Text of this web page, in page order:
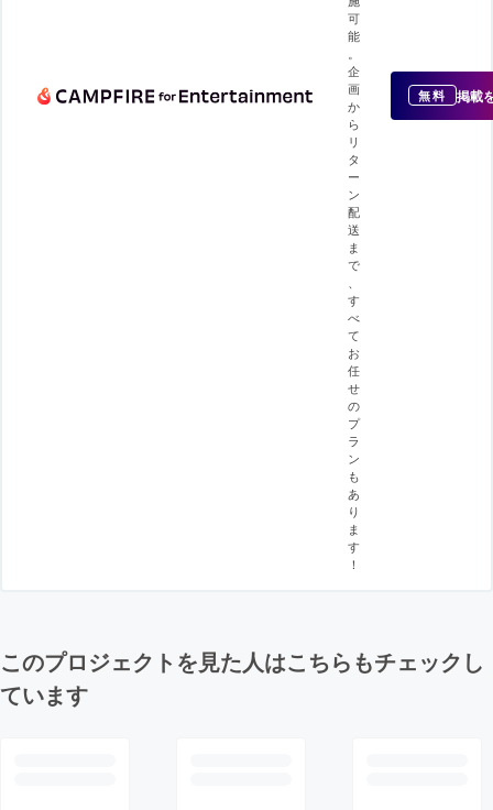
可
能
企
画
か
ら
リ
タ
ー
ン
配
送
ま
で
す
べ
て
お
任
せ
の
プ
ラ
ン
も
あ
り
ま
す
！
無料 掲載
このプロジェクトを見た人はこちらもチェックし
ています